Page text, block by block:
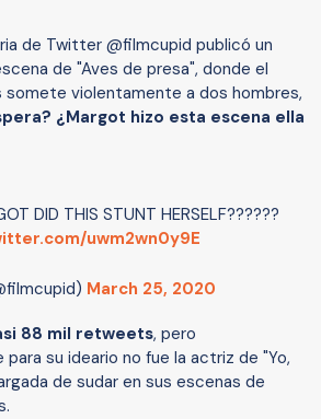
de Twitter @filmcupid publicó un
de "Aves de presa", donde el
violentamente a dos hombres,
¿Margot hizo esta escena ella
DID THIS STUNT HERSELF??????
uwm2wn0y9E
March 25, 2020
88 mil retweets, pero
su ideario no fue la actriz de "Yo,
de sudar en sus escenas de